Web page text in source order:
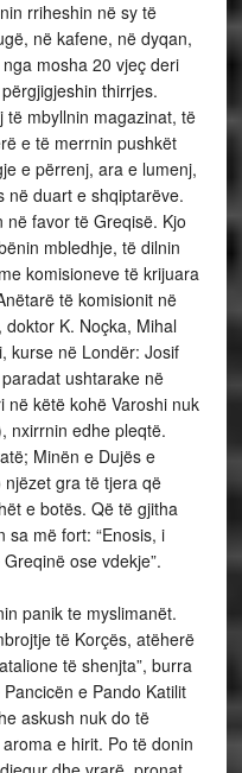
rriheshin në sy të
në kafene, në dyqan,
mosha 20 vjeç deri
thirrjes.
mbyllnin magazinat, të
e të merrnin pushkët
e përrenj, ara e lumenj,
në duart e shqiptarëve.
në favor të Greqisë. Kjo
mbledhje, të dilnin
komisioneve të krijuara
të komisionit në
K. Noçka, Mihal
kurse në Londër: Josif
ushtarake në
në këtë kohë Varoshi nuk
nxirrnin edhe pleqtë.
Minën e Dujës e
njëzet gra të tjera që
e botës. Që të gjitha
sa më fort: “Enosis, i
ose vdekje”.
panik te myslimanët.
të Korçës, atëherë
të shenjta”, burra
e Pando Katilit
askush nuk do të
e hirit. Po të donin